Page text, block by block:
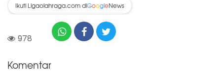
Ikuti Ligaolahraga.com diGoogleNews
978
Komentar